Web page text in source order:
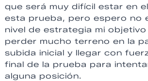
que será muy difícil estar en
esta prueba, pero espero no
nivel de estrategia mi
perder mucho terreno en la
subida inicial y llegar con
final de la prueba para
alguna posición.